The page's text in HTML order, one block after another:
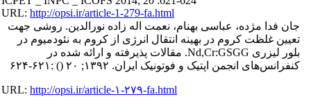
URL:http://opsi.ir/article-1-279-fa.html
جان فدا مژده، عباسی بهنام، نعمت اله زاده نورالدین. روشی جهت
تعیین غلظت کروم در بهینه انتقال انرژی از کروم به نئودمیوم در
بلور لیزری Nd,Cr:GSGG. مقالات پذیرفته و ارائه شده در
کنفرانس‌های انجمن اپتیک و فوتونیک ایران. ۱۳۹۲; ۲۰
() :۶۲۱-۶۲۴
URL:http://opsi.ir/article-۱-۲۷۹-fa.html